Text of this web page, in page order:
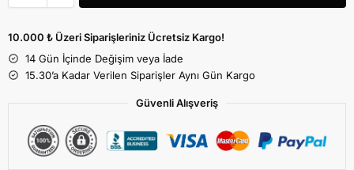
10.000 ₺ Üzeri Siparişleriniz Ücretsiz Kargo!
14 Gün İçinde Değişim veya İade
15.30’a Kadar Verilen Siparişler Aynı Gün Kargo
Güvenli Alışveriş